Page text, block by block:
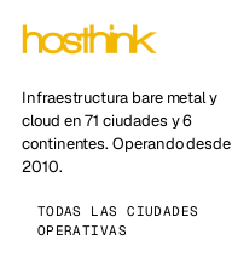
Infraestructura bare metal y
cloud en 71 ciudades y 6
continentes. Operando desde
2010.
TODAS LAS CIUDADES
OPERATIVAS